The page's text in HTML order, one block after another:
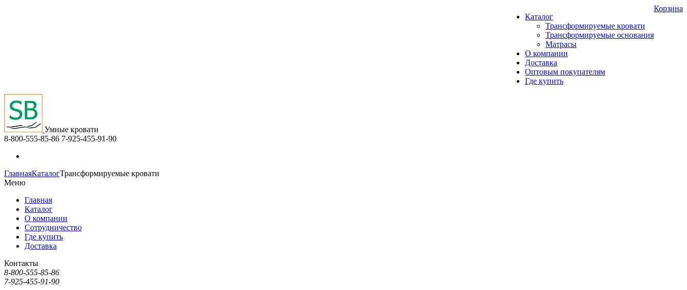
Каталог
Трансформируемые кровати
Трансформируемые основания
Матрасы
О компании
Доставка
Оптовым покупателям
Где купить
Корзина
Умные кровати
8-800-555-85-86 7-925-455-91-90
ГлавнаяКаталогТрансформируемые кровати
Меню
Главная
Каталог
О компании
Сотрудничество
Где купить
Доставка
Контакты
8-800-555-85-86
7-925-455-91-90